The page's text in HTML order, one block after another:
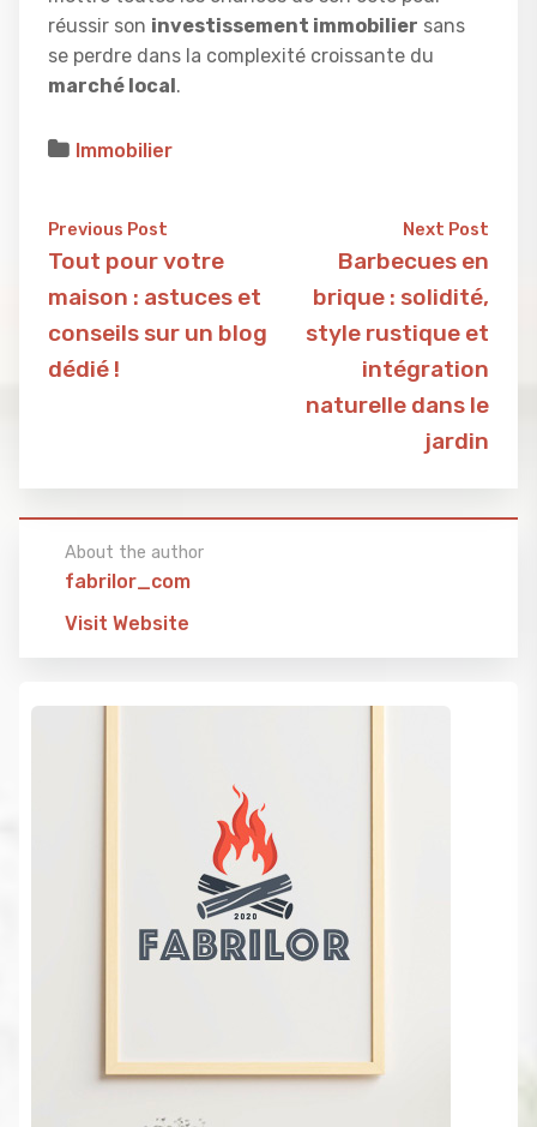
réussir son investissement immobilier sans
se perdre dans la complexité croissante du
marché local.
Immobilier
Previous Post
Tout pour votre
maison : astuces et
conseils sur un blog
dédié !
Next Post
Barbecues en
brique : solidité,
style rustique et
intégration
naturelle dans le
jardin
About the author
fabrilor_com
Visit Website